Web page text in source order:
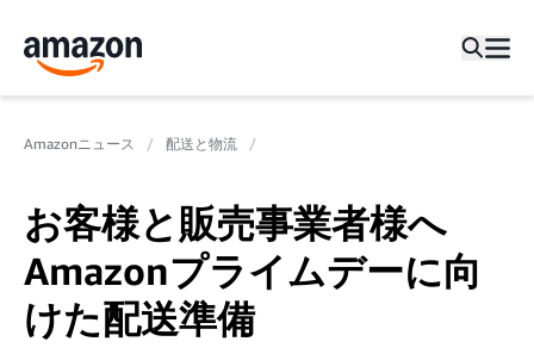
Amazonニュース 配送と物流
お客様と販売事業者様へ
Amazonプライムデーに向
けた配送準備